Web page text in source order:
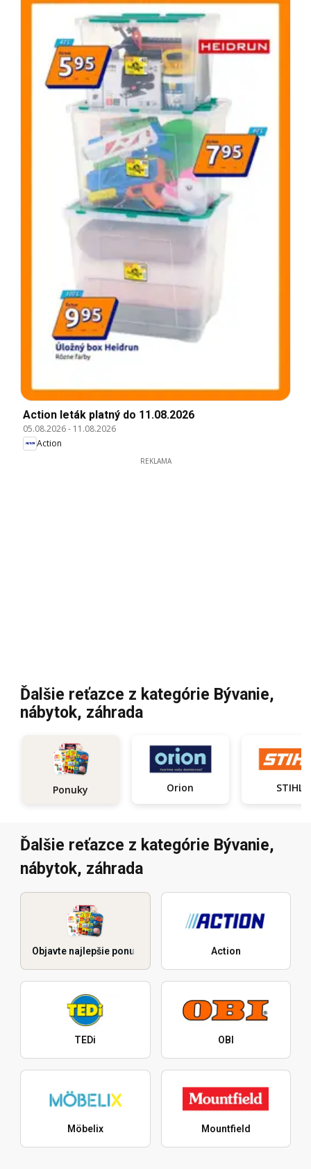
Action leták platný do 11.08.2026
05.08.2026- 11.08.2026
Action
REKLAMA
Ďalšie reťazce z kategórie Bývanie,
nábytok, záhrada
Ponuky Orion STIHL
Ďalšie reťazce z kategórie Bývanie,
nábytok, záhrada
Objavte najlepšie ponuky Action
TEDi OBI
Möbelix Mountfield